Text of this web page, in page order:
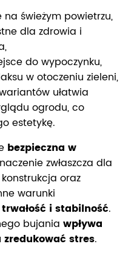
świeżym powietrzu,
dla zdrowia i
do wypoczynku,
w otoczeniu zieleni,
ułatwia
ogrodu, co
estetykę.
bezpieczna w
zwłaszcza dla
oraz
warunki
i stabilność.
bujania wpływa
stres.